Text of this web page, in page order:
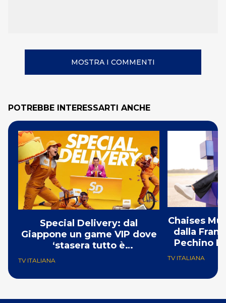
MOSTRA I COMMENTI
POTREBBE INTERESSARTI ANCHE
Special Delivery: dal
Giappone un game VIP dove
‘stasera tutto è
TV ITALIANA
Chaises
dalla
Pechino
TV ITALIANA